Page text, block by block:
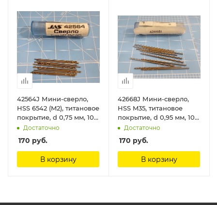
42564J Мини-сверло,
HSS 6542 (M2), титановое
покрытие, d 0,75 мм, 10
шт. Jas
Достаточно
170 руб.
В корзину
42668J Мини-сверло,
HSS M35, титановое
покрытие, d 0,95 мм, 10
шт. Jas
Достаточно
170 руб.
В корзину